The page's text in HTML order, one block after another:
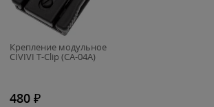
Крепление модульное
CIVIVI T-Clip (CA-04A)
480 ₽